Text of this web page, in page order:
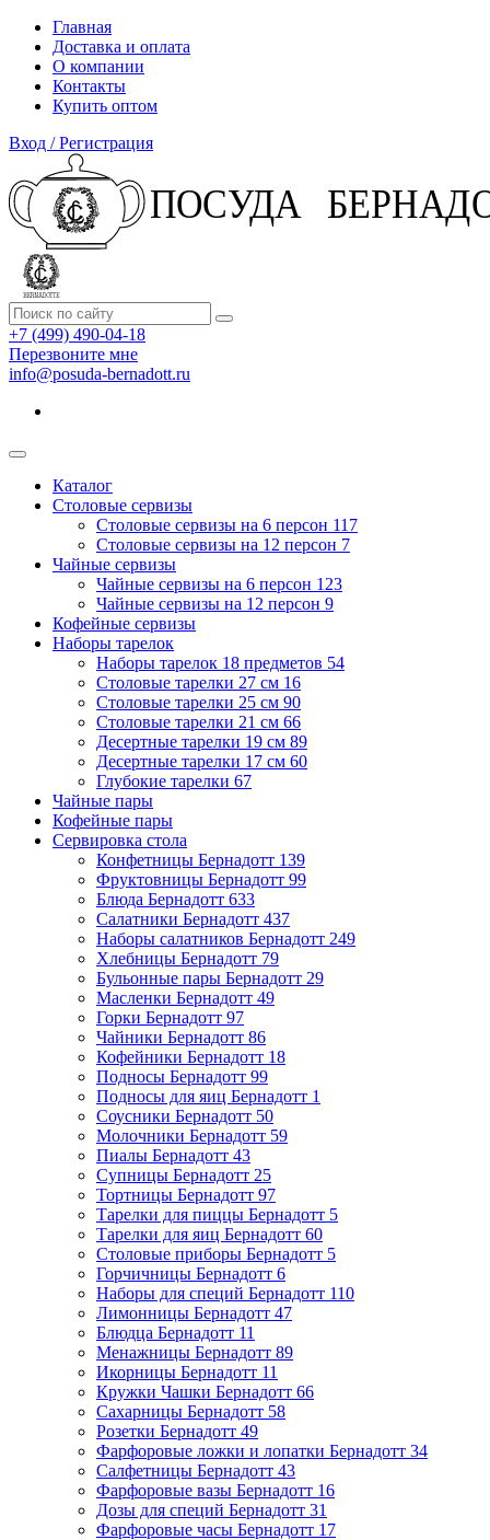
Главная
Доставка и оплата
О компании
Контакты
Купить оптом
Вход / Регистрация
+7 (499) 490-04-18
Перезвоните мне
info@posuda-bernadott.ru
Каталог
Столовые сервизы
Столовые сервизы на 6 персон 117
Столовые сервизы на 12 персон 7
Чайные сервизы
Чайные сервизы на 6 персон 123
Чайные сервизы на 12 персон 9
Кофейные сервизы
Наборы тарелок
Наборы тарелок 18 предметов 54
Столовые тарелки 27 см 16
Столовые тарелки 25 см 90
Столовые тарелки 21 см 66
Десертные тарелки 19 см 89
Десертные тарелки 17 см 60
Глубокие тарелки 67
Чайные пары
Кофейные пары
Сервировка стола
Конфетницы Бернадотт 139
Фруктовницы Бернадотт 99
Блюда Бернадотт 633
Салатники Бернадотт 437
Наборы салатников Бернадотт 249
Хлебницы Бернадотт 79
Бульонные пары Бернадотт 29
Масленки Бернадотт 49
Горки Бернадотт 97
Чайники Бернадотт 86
Кофейники Бернадотт 18
Подносы Бернадотт 99
Подносы для яиц Бернадотт 1
Соусники Бернадотт 50
Молочники Бернадотт 59
Пиалы Бернадотт 43
Супницы Бернадотт 25
Тортницы Бернадотт 97
Тарелки для пиццы Бернадотт 5
Тарелки для яиц Бернадотт 60
Столовые приборы Бернадотт 5
Горчичницы Бернадотт 6
Наборы для специй Бернадотт 110
Лимонницы Бернадотт 47
Блюдца Бернадотт 11
Менажницы Бернадотт 89
Икорницы Бернадотт 11
Кружки Чашки Бернадотт 66
Сахарницы Бернадотт 58
Розетки Бернадотт 49
Фарфоровые ложки и лопатки Бернадотт 34
Салфетницы Бернадотт 43
Фарфоровые вазы Бернадотт 16
Дозы для специй Бернадотт 31
Фарфоровые часы Бернадотт 17